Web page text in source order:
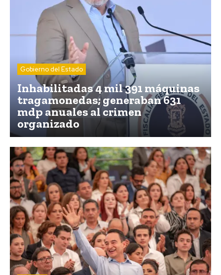
Gobierno del Estado
Inhabilitadas 4 mil 391 máquinas
tragamonedas; generaban 631
mdp anuales al crimen
organizado